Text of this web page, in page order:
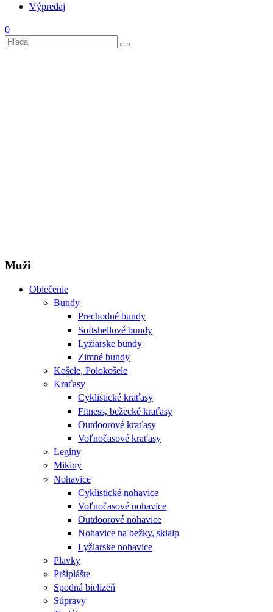
Výpredaj
0
Muži
Oblečenie
Bundy
Prechodné bundy
Softshellové bundy
Lyžiarske bundy
Zimné bundy
Košele, Polokošele
Kraťasy
Cyklistické kraťasy
Fitness, bežecké kraťasy
Outdoorové kraťasy
Voľnočasové kraťasy
Legíny
Mikiny
Nohavice
Cyklistické nohavice
Voľnočasové nohavice
Outdoorové nohavice
Nohavice na bežky, skialp
Lyžiarske nohavice
Plavky
Pršiplášte
Spodná bielizeň
Súpravy